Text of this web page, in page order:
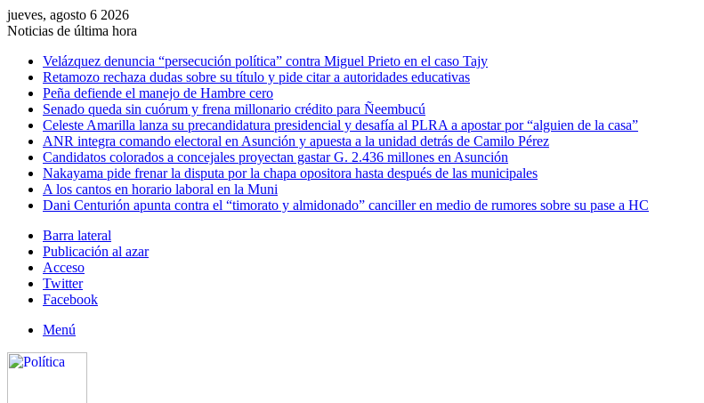
jueves, agosto 6 2026
Noticias de última hora
Velázquez denuncia “persecución política” contra Miguel Prieto en el caso Tajy
Retamozo rechaza dudas sobre su título y pide citar a autoridades educativas
Peña defiende el manejo de Hambre cero
Senado queda sin cuórum y frena millonario crédito para Ñeembucú
Celeste Amarilla lanza su precandidatura presidencial y desafía al PLRA a apostar por “alguien de la casa”
ANR integra comando electoral en Asunción y apuesta a la unidad detrás de Camilo Pérez
Candidatos colorados a concejales proyectan gastar G. 2.436 millones en Asunción
Nakayama pide frenar la disputa por la chapa opositora hasta después de las municipales
A los cantos en horario laboral en la Muni
Dani Centurión apunta contra el “timorato y almidonado” canciller en medio de rumores sobre su pase a HC
Barra lateral
Publicación al azar
Acceso
Twitter
Facebook
Menú